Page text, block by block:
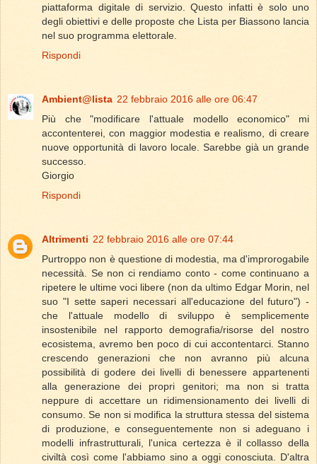
piattaforma digitale di servizio. Questo infatti è solo uno
degli obiettivi e delle proposte che Lista per Biassono lancia
nel suo programma elettorale.
Rispondi
Ambient@lista 22 febbraio 2016 alle ore 06:47
Più che "modificare l'attuale modello economico" mi
accontenterei, con maggior modestia e realismo, di creare
nuove opportunità di lavoro locale. Sarebbe già un grande
successo.
Giorgio
Rispondi
Altrimenti 22 febbraio 2016 alle ore 07:44
Purtroppo non è questione di modestia, ma d'improrogabile
necessità. Se non ci rendiamo conto - come continuano a
ripetere le ultime voci libere (non da ultimo Edgar Morin, nel
suo "I sette saperi necessari all'educazione del futuro") -
che l'attuale modello di sviluppo è semplicemente
insostenibile nel rapporto demografia/risorse del nostro
ecosistema, avremo ben poco di cui accontentarci. Stanno
crescendo generazioni che non avranno più alcuna
possibilità di godere dei livelli di benessere appartenenti
alla generazione dei propri genitori; ma non si tratta
neppure di accettare un ridimensionamento dei livelli di
consumo. Se non si modifica la struttura stessa del sistema
di produzione, e conseguentemente non si adeguano i
modelli infrastrutturali, l'unica certezza è il collasso della
civiltà così come l'abbiamo sino a oggi conosciuta. D'altra